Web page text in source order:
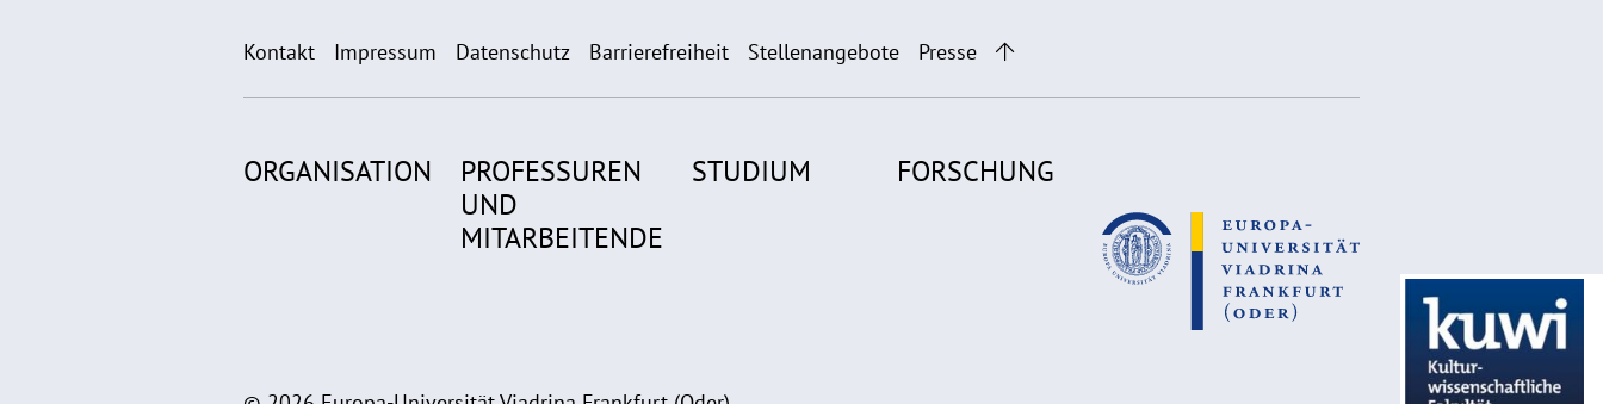
Kontakt Impressum Datenschutz Barrierefreiheit Stellenangebote Presse
ORGANISATION
PROFESSUREN
UND
MITARBEITENDE
STUDIUM FORSCHUNG